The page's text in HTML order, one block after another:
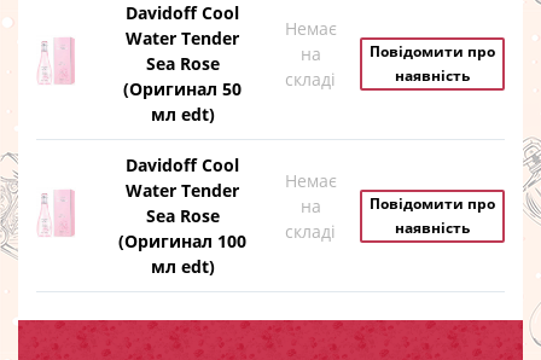
Davidoff Cool
Water Tender
Sea Rose
(Оригинал 50
мл edt)
Немає
на
складі
Повідомити про
наявність
Davidoff Cool
Water Tender
Sea Rose
(Оригинал 100
мл edt)
Немає
на
складі
Повідомити про
наявність